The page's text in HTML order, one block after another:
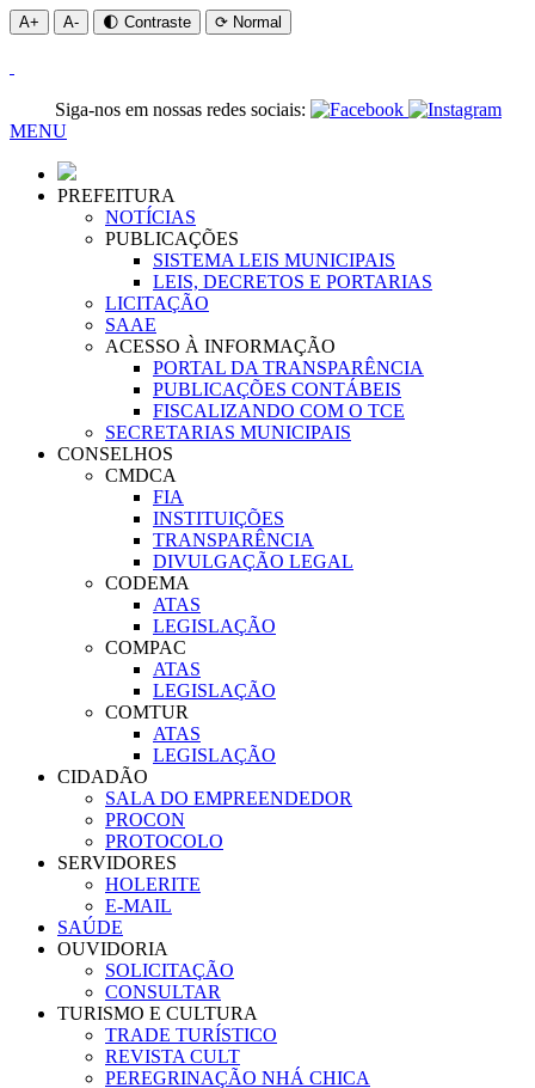
A+ A- 🌓 Contraste ⟳ Normal
Siga-nos em nossas redes sociais:
MENU
PREFEITURA
NOTÍCIAS
PUBLICAÇÕES
SISTEMA LEIS MUNICIPAIS
LEIS, DECRETOS E PORTARIAS
LICITAÇÃO
SAAE
ACESSO À INFORMAÇÃO
PORTAL DA TRANSPARÊNCIA
PUBLICAÇÕES CONTÁBEIS
FISCALIZANDO COM O TCE
SECRETARIAS MUNICIPAIS
CONSELHOS
CMDCA
FIA
INSTITUIÇÕES
TRANSPARÊNCIA
DIVULGAÇÃO LEGAL
CODEMA
ATAS
LEGISLAÇÃO
COMPAC
ATAS
LEGISLAÇÃO
COMTUR
ATAS
LEGISLAÇÃO
CIDADÃO
SALA DO EMPREENDEDOR
PROCON
PROTOCOLO
SERVIDORES
HOLERITE
E-MAIL
SAÚDE
OUVIDORIA
SOLICITAÇÃO
CONSULTAR
TURISMO E CULTURA
TRADE TURÍSTICO
REVISTA CULT
PEREGRINAÇÃO NHÁ CHICA